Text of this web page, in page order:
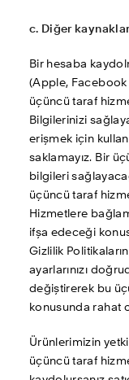
c. Diğer
Bir hesaba
(Apple, Facebook
üçüncü taraf
Bilgilerinizi
erişmek için
saklamayız. Bir
bilgileri
üçüncü taraf
Hizmetlere
ifşa edeceği
Gizlilik
ayarlarınızı
değiştirerek bu
konusunda rahat
Ürünlerimizin
üçüncü taraf